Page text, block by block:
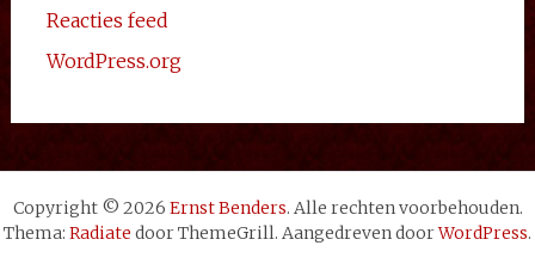
Reacties feed
WordPress.org
Copyright © 2026 Ernst Benders. Alle rechten voorbehouden.
Thema: Radiate door ThemeGrill. Aangedreven doorWordPress.